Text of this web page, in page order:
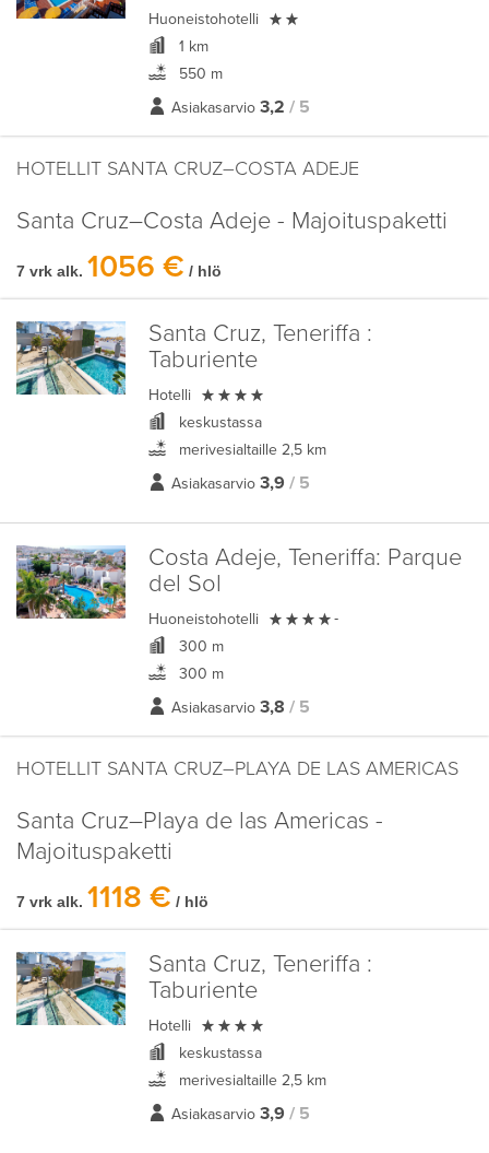
Huoneistohotelli 
1 km
550 m
Asiakasarvio 3,2 / 5
HOTELLIT SANTA CRUZ–COSTA ADEJE
Santa Cruz–Costa Adeje - Majoituspaketti
7 vrk alk. 1056 € / hlö
Santa Cruz, Teneriffa :
Taburiente
Hotelli 
keskustassa
merivesialtaille 2,5 km
Asiakasarvio 3,9 / 5
Costa Adeje, Teneriffa: Parque
del Sol
Huoneistohotelli  -
300 m
300 m
Asiakasarvio 3,8 / 5
HOTELLIT SANTA CRUZ–PLAYA DE LAS AMERICAS
Santa Cruz–Playa de las Americas -
Majoituspaketti
7 vrk alk. 1118 € / hlö
Santa Cruz, Teneriffa :
Taburiente
Hotelli 
keskustassa
merivesialtaille 2,5 km
Asiakasarvio 3,9 / 5